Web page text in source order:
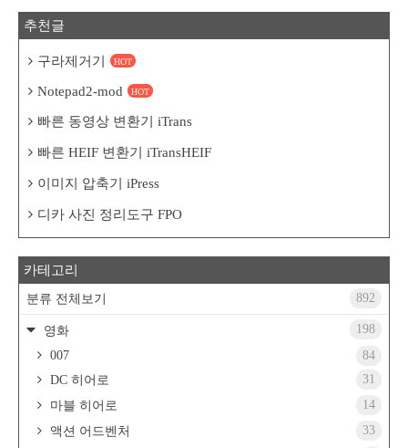
추천글
구라제거기 HOT
Notepad2-mod HOT
빠른 동영상 변환기 iTrans
빠른 HEIF 변환기 iTransHEIF
이미지 압축기 iPress
디카 사진 정리도구 FPO
카테고리
분류 전체보기 892
영화
198
007
84
DC 히어로
31
마블 히어로
14
액션 어드벤처
33